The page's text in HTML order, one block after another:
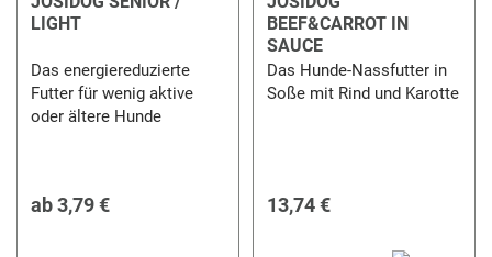
LIGHT
Das energiereduzierte
Futter für wenig aktive
oder ältere Hunde
ab3,79 €
BEEF&CARROT IN
SAUCE
Das Hunde-Nassfutter in
Soße mit Rind und Karotte
13,74 €